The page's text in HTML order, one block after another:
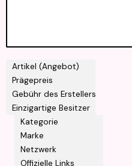
Artikel (Angebot)
Prägepreis
Gebühr des Erstellers
Einzigartige Besitzer
Kategorie
Marke
Netzwerk
Offizielle Links